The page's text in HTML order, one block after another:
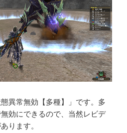
異常無効【多種】」です。多
効にできるので、当然レビデ
ります。